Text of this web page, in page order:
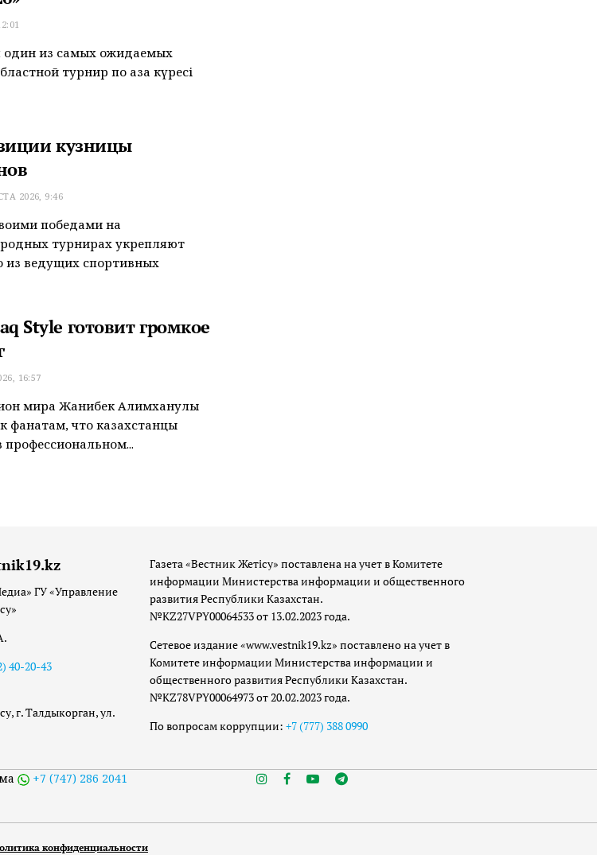
один из самых ожидаемых
турнир по қазақ күресі
кузницы
2026, 9:46
победами на
турнирах укрепляют
из ведущих спортивных
Style готовит громкое
16:57
мира Жанибек Алимханулы
фанатам, что казахстанцы
ГУ «Управление
40-20-43
г. Талдыкорган, ул.
Газета «Вестник Жетісу» поставлена на учет в Комитете
информации Министерства информации и общественного
развития Республики Казахстан.
№KZ27VPY00064533 от 13.02.2023 года.
Сетевое издание «www.vestnik19.kz» поставлено на учет в
Комитете информации Министерства информации и
общественного развития Республики Казахстан.
№KZ78VPY00064973 от 20.02.2023 года.
По вопросам коррупции: +7 (777) 388 0990
+7 (747) 286 2041
конфиденциальности